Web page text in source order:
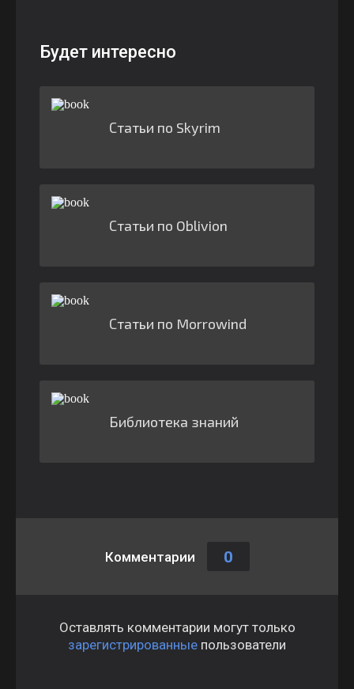
Будет интересно
Статьи по Skyrim
Статьи по Oblivion
Статьи по Morrowind
Библиотека знаний
Комментарии 0
Оставлять комментарии могут только
зарегистрированные пользователи